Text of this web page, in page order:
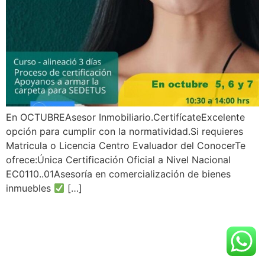
En OCTUBREAsesor Inmobiliario.CertifícateExcelente
opción para cumplir con la normatividad.Si requieres
Matricula o Licencia Centro Evaluador del ConocerTe
ofrece:Única Certificación Oficial a Nivel Nacional
EC0110..01Asesoría en comercialización de bienes
inmuebles
[…]